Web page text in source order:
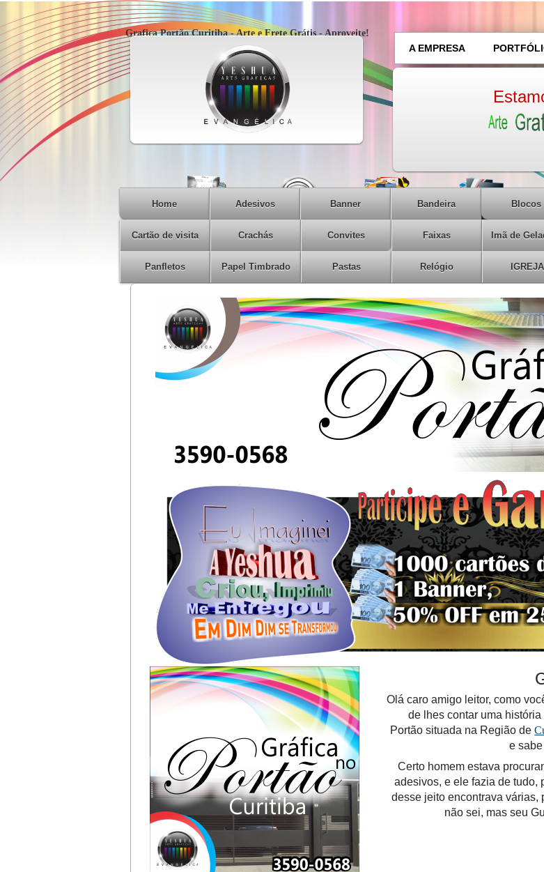
Grafica Portão Curitiba - Arte e Frete Grátis - Aproveite!
A EMPRESA
Home Adesivos Banner Bandeira Blocos
Cartão de visita Crachás Convites Faixas Imã de
Panfletos Papel Timbrado Pastas Relógio IGREJA
Olá caro amigo leitor, como
de lhes contar uma
Portão situada na Região de
e
Certo homem estava
adesivos, e ele fazia de tudo,
desse jeito encontrava várias,
não sei, mas seu